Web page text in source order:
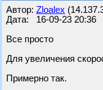
Автор: Zloalex
Дата: 16-09-23 20:36
Все просто
Для увеличения
Примерно так.